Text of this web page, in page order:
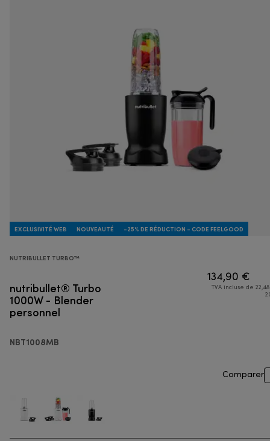
EXCLUSIVITÉ WEB NOUVEAUTÉ -25% DE RÉDUCTION - CODE FEELGOOD
NUTRIBULLET TURBO™
nutribullet® Turbo
1000W - Blender
personnel
NBT1008MB
134,90 €
TVA incluse de
Comparer